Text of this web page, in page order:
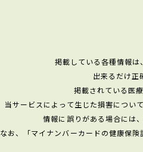
掲載している各種情報は
出来るだけ正
掲載されている医
当サービスによって生じた損害につい
情報に誤りがある場合には
なお、「マイナンバーカードの健康保